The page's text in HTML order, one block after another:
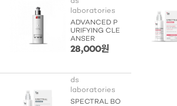
laboratories
ADVANCED P
URIFYING CLE
ANSER
28,000원
ds
laboratories
SPECTRAL BO